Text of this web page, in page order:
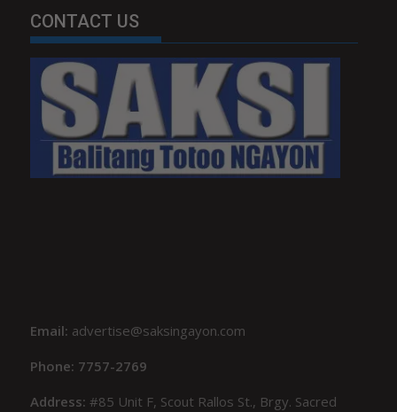
CONTACT US
Email: advertise@saksingayon.com
Phone: 7757-2769
Address:#85 Unit F, Scout Rallos St., Brgy. Sacred